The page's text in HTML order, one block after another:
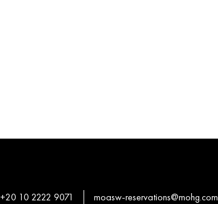
+20 10 2222 9071
moasw-reservations@mohg.com